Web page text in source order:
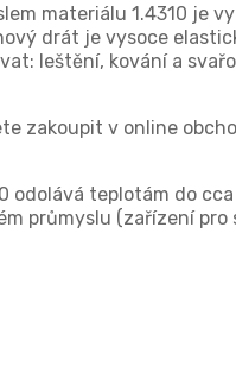
materiálu 1.4310 je
drát je vysoce
leštění, kování a
zakoupit v online
odolává teplotám do
průmyslu (zařízení